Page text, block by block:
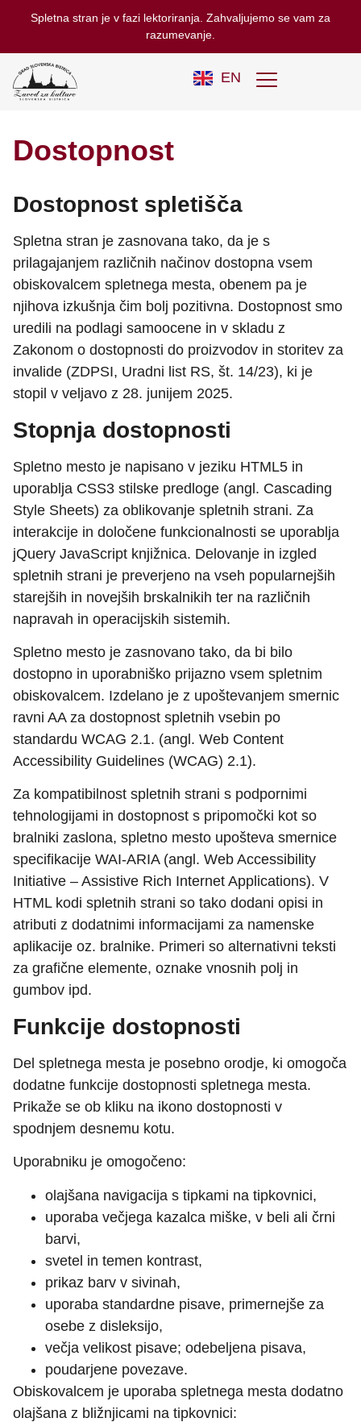
Spletna stran je v fazi lektoriranja. Zahvaljujemo se vam za
razumevanje.
EN
Dostopnost
Dostopnost spletišča
Spletna stran je zasnovana tako, da je s
prilagajanjem različnih načinov dostopna vsem
obiskovalcem spletnega mesta, obenem pa je
njihova izkušnja čim bolj pozitivna. Dostopnost smo
uredili na podlagi samoocene in v skladu z
Zakonom o dostopnosti do proizvodov in storitev za
invalide (ZDPSI, Uradni list RS, št. 14/23), ki je
stopil v veljavo z 28. junijem 2025.
Stopnja dostopnosti
Spletno mesto je napisano v jeziku HTML5 in
uporablja CSS3 stilske predloge (angl. Cascading
Style Sheets) za oblikovanje spletnih strani. Za
interakcije in določene funkcionalnosti se uporablja
jQuery JavaScript knjižnica. Delovanje in izgled
spletnih strani je preverjeno na vseh popularnejših
starejših in novejših brskalnikih ter na različnih
napravah in operacijskih sistemih.
Spletno mesto je zasnovano tako, da bi bilo
dostopno in uporabniško prijazno vsem spletnim
obiskovalcem. Izdelano je z upoštevanjem smernic
ravni AA za dostopnost spletnih vsebin po
standardu WCAG 2.1. (angl. Web Content
Accessibility Guidelines (WCAG) 2.1).
Za kompatibilnost spletnih strani s podpornimi
tehnologijami in dostopnost s pripomočki kot so
bralniki zaslona, spletno mesto upošteva smernice
specifikacije WAI-ARIA (angl. Web Accessibility
Initiative – Assistive Rich Internet Applications). V
HTML kodi spletnih strani so tako dodani opisi in
atributi z dodatnimi informacijami za namenske
aplikacije oz. bralnike. Primeri so alternativni teksti
za grafične elemente, oznake vnosnih polj in
gumbov ipd.
Funkcije dostopnosti
Del spletnega mesta je posebno orodje, ki omogoča
dodatne funkcije dostopnosti spletnega mesta.
Prikaže se ob kliku na ikono dostopnosti v
spodnjem desnemu kotu.
Uporabniku je omogočeno:
olajšana navigacija s tipkami na tipkovnici,
uporaba večjega kazalca miške, v beli ali črni
barvi,
svetel in temen kontrast,
prikaz barv v sivinah,
uporaba standardne pisave, primernejše za
osebe z disleksijo,
večja velikost pisave; odebeljena pisava,
poudarjene povezave.
Obiskovalcem je uporaba spletnega mesta dodatno
olajšana z bližnjicami na tipkovnici: